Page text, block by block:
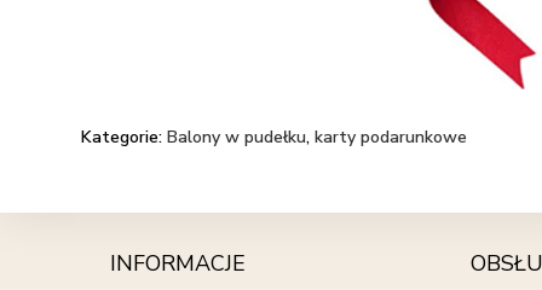
Kategorie: Balony w pudełku,karty podarunkowe
INFORMACJE